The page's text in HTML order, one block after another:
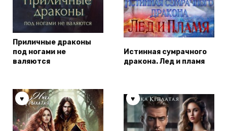
Приличные драконы
под ногами не
валяются
Истинная сумрачного
дракона. Лед и пламя